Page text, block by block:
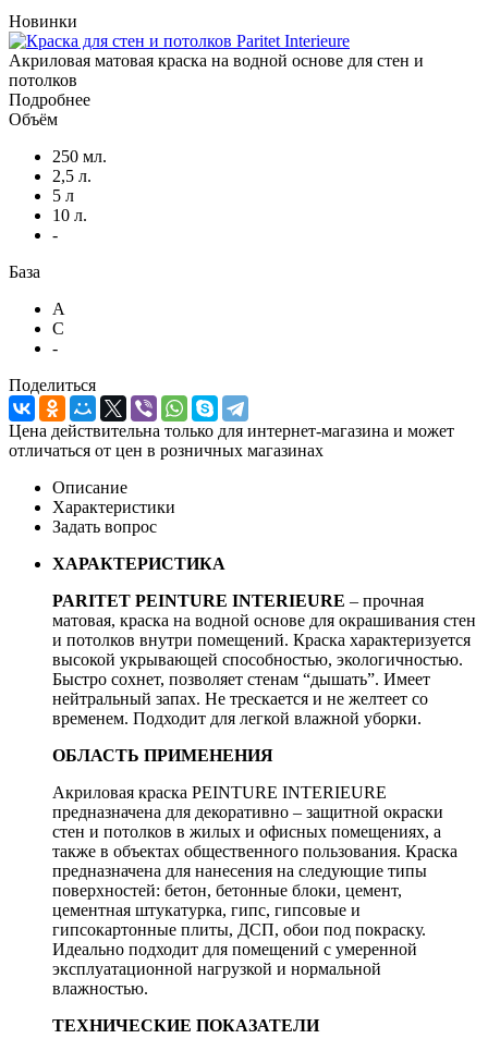
Новинки
Акриловая матовая краска на водной основе для стен и
потолков
Подробнее
Объём
250 мл.
2,5 л.
5 л
10 л.
-
База
A
C
-
Поделиться
Цена действительна только для интернет-магазина и может
отличаться от цен в розничных магазинах
Описание
Характеристики
Задать вопрос
ХАРАКТЕРИСТИКА
PARITET PEINTURE INTERIEURE – прочная
матовая, краска на водной основе для окрашивания стен
и потолков внутри помещений. Краска характеризуется
высокой укрывающей способностью, экологичностью.
Быстро сохнет, позволяет стенам “дышать”. Имеет
нейтральный запах. Не трескается и не желтеет со
временем. Подходит для легкой влажной уборки.
ОБЛАСТЬ ПРИМЕНЕНИЯ
Акриловая краска PEINTURE INTERIEURE
предназначена для декоративно – защитной окраски
стен и потолков в жилых и офисных помещениях, а
также в объектах общественного пользования. Краска
предназначена для нанесения на следующие типы
поверхностей: бетон, бетонные блоки, цемент,
цементная штукатурка, гипс, гипсовые и
гипсокартонные плиты, ДСП, обои под покраску.
Идеально подходит для помещений с умеренной
эксплуатационной нагрузкой и нормальной
влажностью.
ТЕХНИЧЕСКИЕ ПОКАЗАТЕЛИ